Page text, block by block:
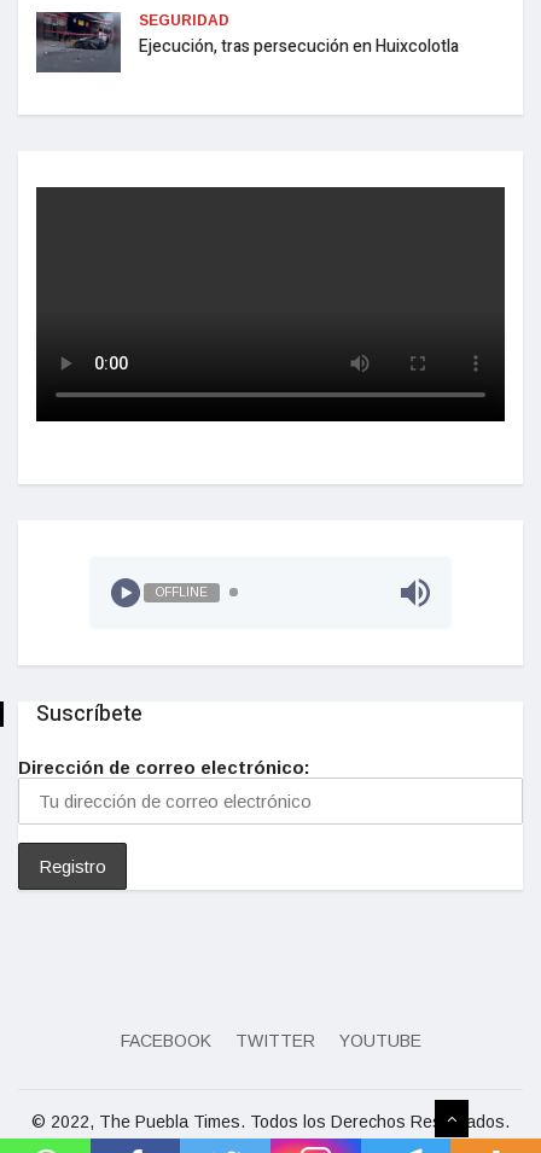
SEGURIDAD
Ejecución, tras persecución en Huixcolotla
OFFLINE
Suscríbete
Dirección de correo electrónico:
FACEBOOK TWITTER YOUTUBE
© 2022, The Puebla Times. Todos los Derechos Reservados.